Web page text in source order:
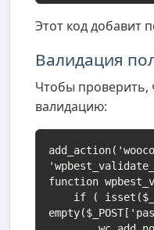
Этот код добавит
Валидация
Чтобы проверить,
валидацию:
function